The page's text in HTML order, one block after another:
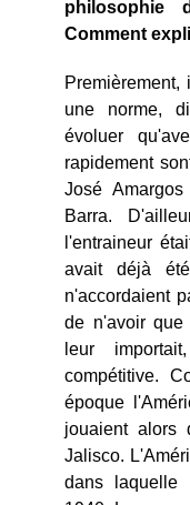
philosophie
Comment
une norme,
évoluer
rapidement
José
Barra.
l'entraineur
avait déjà
n'accordaient
de n'avoir
leur
compétitive.
époque
jouaient alors
Jalisco.
dans laquelle